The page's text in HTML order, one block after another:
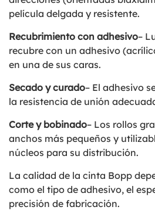
película delgada y resistente.
Recubrimiento con adhesivo–
recubre con un adhesivo
en una de sus caras.
Secado y curado– El adhesivo
la resistencia de unión
Corte y bobinado– Los rollos
anchos más pequeños y
núcleos para su distribución.
La calidad de la cinta Bopp
como el tipo de adhesivo, el
precisión de fabricación.